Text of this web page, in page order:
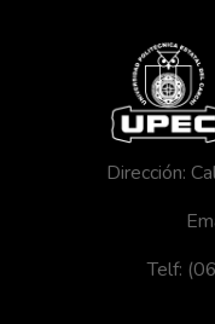
Dirección:
Telf: